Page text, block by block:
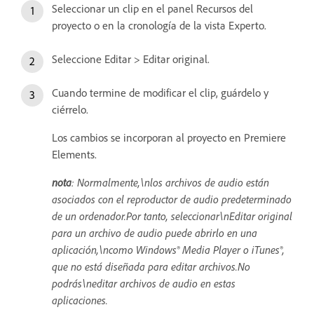
Seleccionar un clip en el panel Recursos del
proyecto o en la cronología de la vista Experto.
Seleccione Editar > Editar original.
Cuando termine de modificar el clip, guárdelo y
ciérrelo.
Los cambios se incorporan al proyecto en Premiere
Elements.
nota: Normalmente,\nlos archivos de audio están
asociados con el reproductor de audio predeterminado
de un ordenador.Por tanto, seleccionar\nEditar original
para un archivo de audio puede abrirlo en una
aplicación,\ncomo Windows® Media Player o iTunes®,
que no está diseñada para editar archivos.No
podrás\neditar archivos de audio en estas
aplicaciones.